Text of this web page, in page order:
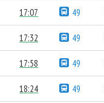
17:07 49
17:32 49
17:58 49
18:24 49